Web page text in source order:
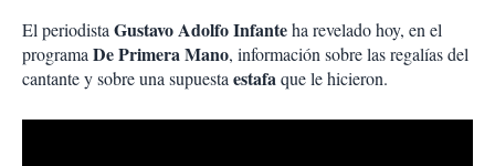
El periodistaGustavo Adolfo Infanteha revelado hoy, en el
programaDe Primera Mano, información sobre las regalías del
cantante y sobre una supuestaestafaque le hicieron.